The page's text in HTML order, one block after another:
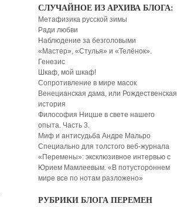
СЛУЧАЙНОЕ ИЗ АРХИВА БЛОГА:
Метафизика русской зимы
Ради любви
Наблюдение за безголовыми
«Мастер», «Стулья» и «Телёнок».
Генезис
Шкаф, мой шкаф!
Сопротивление в мире масок
Венецианская дама, или Рождественская
история
Философия Ницше в свете нашего
опыта. Часть 3.
Миф и антисудьба Андре Мальро
Специально для толстого веб-журнала
«Перемены»: эксклюзивное интервью с
Юрием Мамлеевым. «В потустороннем
мире все по нотам разложено»
РУБРИКИ БЛОГА ПЕРЕМЕН